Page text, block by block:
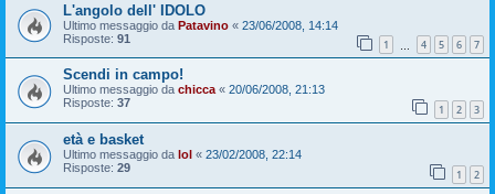
L'angolo dell' IDOLO
Ultimo messaggio da Patavino « 23/06/2008, 14:14
Risposte: 91 1 4 5 6 7
Scendi in campo!
Ultimo messaggio da chicca « 20/06/2008, 21:13
Risposte: 37 1 2 3
età e basket
Ultimo messaggio da lol « 23/02/2008, 22:14
Risposte: 29 1 2